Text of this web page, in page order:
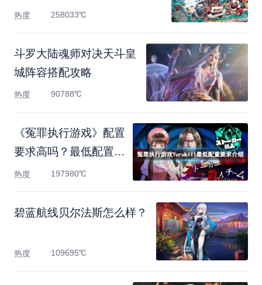
热度 258033℃
斗罗大陆魂师对决天斗皇
城阵容搭配攻略
热度 90788℃
《冤罪执行游戏》配置
要求高吗？最低配置要
求
热度 197980℃
碧蓝航线贝尔法斯怎么样？
热度 109695℃